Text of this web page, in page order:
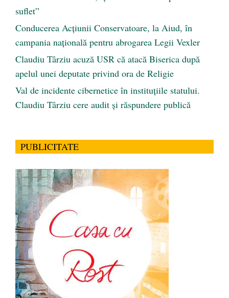
suflet”
Conducerea Acțiunii Conservatoare, la Aiud, în
campania națională pentru abrogarea Legii Vexler
Claudiu Târziu acuză USR că atacă Biserica după
apelul unei deputate privind ora de Religie
Val de incidente cibernetice în instituțiile statului.
Claudiu Târziu cere audit și răspundere publică
PUBLICITATE